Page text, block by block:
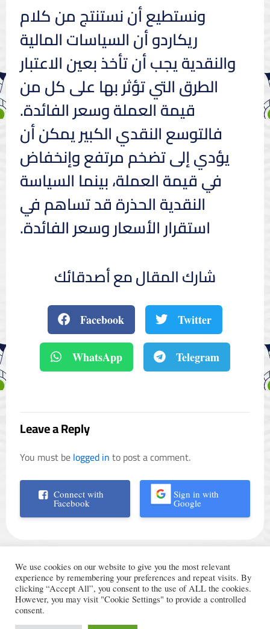
ونستطيع أن نستنتج من كلام
ريكاردو أن السياسات المالية
والنقدية يجب أن تأخذ بعين الاعتبار
الطرق التي تؤثر بها على كل من
قيمة العملة وسعر الفائدة.
فالتوسع النقدي الكبير يمكن أن
يؤدي إلى تضخم مرتفع وإنخفاض
في قيمة العملة، بينما السياسة
النقدية الحذرة قد تساهم في
استقرار الأسعار وسعر الفائدة.
شارك المقال مع أصدقائك
Facebook Twitter
WhatsApp Telegram
Leave a Reply
You must belogged into post a comment.
Connect with
Facebook
Sign in with
Google
© Trading Arabic 2024
الأحكام والشروط
سياسة الخصوصية
We use cookies on our website to give you the most relevant
experience by remembering your preferences and repeat visits. By
clicking “Accept All”, you consent to the use of ALL the cookies.
However, you may visit "Cookie Settings" to provide a controlled
consent.